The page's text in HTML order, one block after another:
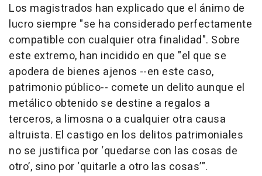
Los magistrados han explicado que el ánimo de
lucro siempre "se ha considerado perfectamente
compatible con cualquier otra finalidad". Sobre
este extremo, han incidido en que "el que se
apodera de bienes ajenos --en este caso,
patrimonio público-- comete un delito aunque el
metálico obtenido se destine a regalos a
terceros, a limosna o a cualquier otra causa
altruista. El castigo en los delitos patrimoniales
no se justifica por ‘quedarse con las cosas de
otro’, sino por ‘quitarle a otro las cosas’".